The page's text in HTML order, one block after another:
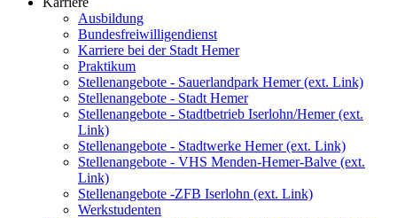
Ausbildung
Bundesfreiwilligendienst
Karriere bei der Stadt Hemer
Praktikum
Stellenangebote - Sauerlandpark Hemer (ext. Link)
Stellenangebote - Stadt Hemer
Stellenangebote - Stadtbetrieb Iserlohn/Hemer (ext.
Link)
Stellenangebote - Stadtwerke Hemer (ext. Link)
Stellenangebote - VHS Menden-Hemer-Balve (ext.
Link)
Stellenangebote -ZFB Iserlohn (ext. Link)
Werkstudenten